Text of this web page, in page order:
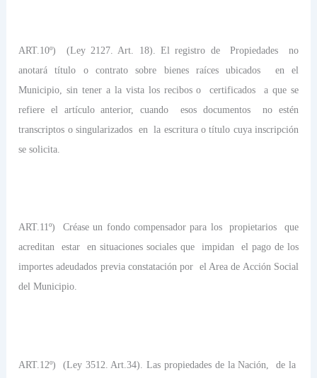
ART.10º) (Ley 2127. Art. 18). El registro de Propiedades
no
anotará título o contrato sobre bienes raíces ubicados
en el
Municipio, sin tener a la vista los recibos o
certificados
a que se
refiere el artículo anterior, cuando
esos documentos
no estén
transcriptos o singularizados
en
la escritura o título cuya inscripción
se solicita.
ART.11º) Créase un fondo compensador para los propietarios
que
acreditan
estar en situaciones sociales que impidan
el pago de los
importes adeudados previa constatación por el Area de Acción Social
del Municipio.
ART.12º) (Ley 3512. Art.34). Las propiedades de la Nación,
de la